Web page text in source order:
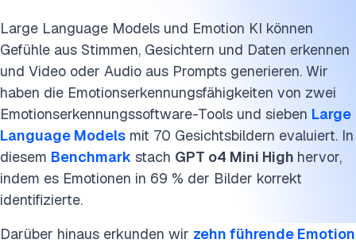
Large Language Models und Emotion KI können
Gefühle aus Stimmen, Gesichtern und Daten erkennen
und Video oder Audio aus Prompts generieren. Wir
haben die Emotionserkennungsfähigkeiten von zwei
Emotionserkennungssoftware-Tools und sieben Large
Language Models mit 70 Gesichtsbildern evaluiert. In
diesem Benchmark stach GPT o4 Mini High hervor,
indem es Emotionen in 69 % der Bilder korrekt
identifizierte.
Darüber hinaus erkunden wir zehn führende Emotion
Affectiva AFFDEX
Hume Empathic Voice Interface (EVI)
Hume Octave
Evaluierungskriterien
Weiterführende Literatur
Zitieren Sie diesen Benchmark